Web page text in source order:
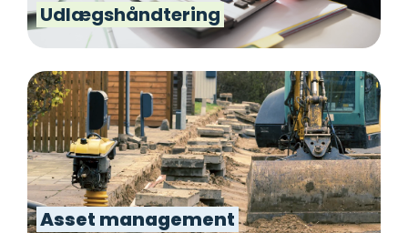
Udlægshåndtering
Asset management